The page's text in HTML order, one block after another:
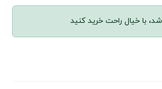
با خیال راحت خرید کنید